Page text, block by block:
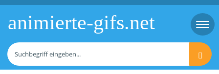
animierte-gifs.net